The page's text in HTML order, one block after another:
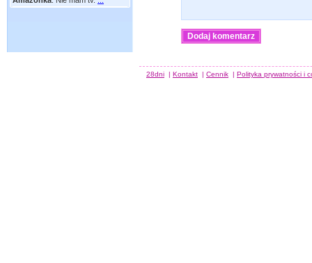
28dni | Kontakt | Cennik | Polityka prywatności i